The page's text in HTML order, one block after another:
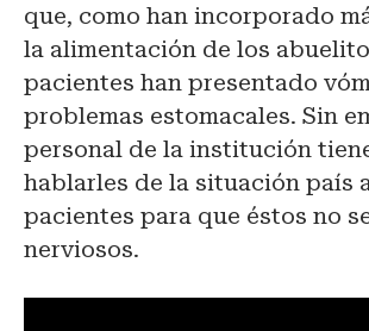
que, como han incorporado
la alimentación de los
pacientes han presentado
problemas estomacales. Sin
personal de la institución
hablarles de la situación país
pacientes para que éstos no
nerviosos.